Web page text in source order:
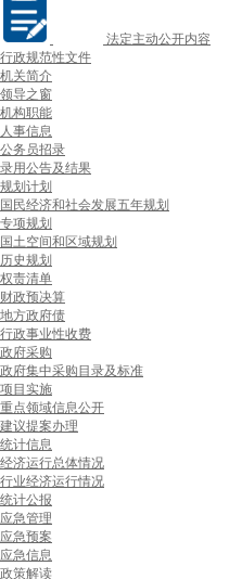
法定主动公开内容
行政规范性文件
机关简介
领导之窗
机构职能
人事信息
公务员招录
录用公告及结果
规划计划
国民经济和社会发展五年规划
专项规划
国土空间和区域规划
历史规划
权责清单
财政预决算
地方政府债
行政事业性收费
政府采购
政府集中采购目录及标准
项目实施
重点领域信息公开
建议提案办理
统计信息
经济运行总体情况
行业经济运行情况
统计公报
应急管理
应急预案
应急信息
政策解读